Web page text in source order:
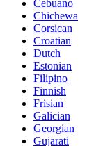
Cebuano
Chichewa
Corsican
Croatian
Dutch
Estonian
Filipino
Finnish
Frisian
Galician
Georgian
Gujarati